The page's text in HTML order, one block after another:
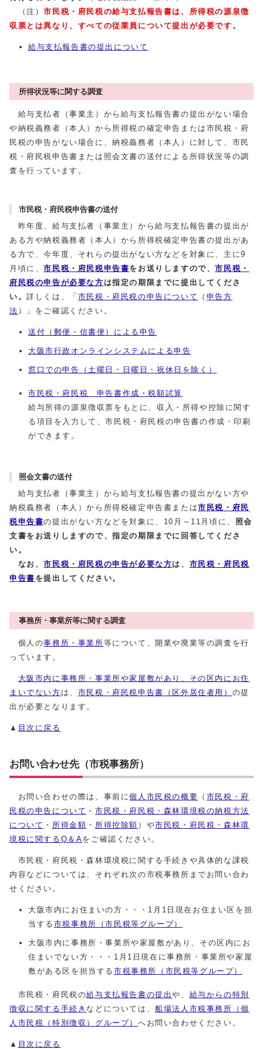
（注）市民税 ・府民税の給与支払報告書は、所得税の源泉徴
収票とは異なり、すべての従業員について提出が必要です。
給与支払報告書の提出について
所得状況等に関する調査
給与支払者（事業主）から給与支払報告書の提出がない場合
や納税義務者（本人）から所得税の確定申告または市民税・府
民税の申告がない場合に、納税義務者（本人）に対して、市民
税・府民税申告書または照会文書の送付による所得状況等の調
査を行っています。
市民税・府民税申告書の送付
昨年度、給与支払者（事業主）から給与支払報告書の提出が
ある方や納税義務者（本人）から所得税確定申告書の提出があ
る方で、今年度、それらの提出がない方などを対象に、主に9
月頃に、市民税・府民税申告書をお送りしますので、市民税・
府民税の申告が必要な方 は指定の期限までに提出してくださ
い。詳しくは、「 市民税・府民税の申告について （ 申告方
法 ）」をご確認ください。
送付（郵便・信書便）による申告
大阪市行政オンラインシステムによる申告
窓口での申告（土曜日・日曜日・祝休日を除く）
市民税・府民税 申告書作成・税額試算
給与所得の源泉徴収票をもとに、収入・所得や控除に関す
る項目を入力して、市民税・府民税の申告書の作成・印刷
ができます。
照会文書の送付
給与支払者（事業主）から給与支払報告書の提出がない方や
納税義務者（本人）から所得税確定申告書または市民税・府民
税申告書の提出がない方などを対象に、10月～11月頃に、 照会
文書をお送りしますので、指定の期限までに回答してくださ
い。
なお、市民税・府民税の申告が必要な方は、 市民税・府民税
申告書 を提出してください。
事務所・事業所等に関する調査
個人の事務所・事業所等について、開業や廃業等の調査を行
っています。
大阪市内に事務所・事業所や家屋敷があり、その区内にお住
まいでない方 は、 市民税・府民税申告書（区外居住者用） の提
出が必要となります。
▲ 目次に戻る
お問い合わせ先（市税事務所）
お問い合わせの際は、事前に個人市民税の概要 （ 市民税・府
民税の申告について ・市民税・府民税・森林環境税の納税方法
について ・ 所得金額 ・ 所得控除額 ）や市民税・府民税・森林環
境税に関するQ＆Aをご確認ください。
市民税・府民税・森林環境税に関する手続きや具体的な課税
内容などについては、それぞれ次の市税事務所までお問い合わ
せください。
大阪市内にお住まいの方・・・1月1日現在お住まい区を担
当する 市税事務所（市民税等グループ）
大阪市内に事務所・事業所や家屋敷があり、その区内にお
住まいでない方・・・1月1日現在に事務所・事業所や家屋
敷がある区を担当する 市税事務所（市民税等グループ）
市民税・府民税の給与支払報告書の提出や、 給与からの特別
徴収に関する手続き などについては、船場法人市税事務所（個
人市民税（特別徴収）グループ） へお問い合わせください。
▲ 目次に戻る